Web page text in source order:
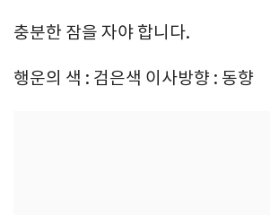
충분한 잠을 자야 합니다.
행운의 색 : 검은색 이사방향 : 동향